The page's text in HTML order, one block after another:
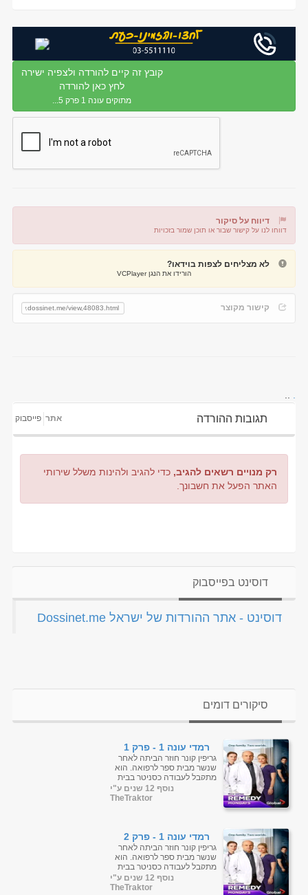
קובץ זה קיים להורדה ולצפיה ישירה
לחץ כאן להורדה
מתוקים עונה 1 פרק 5...
דיווח על סיקור
דווחו לנו על קישור שבור או תוכן שמור בזכויות
דיווח על קישור שבור
לא מצליחים לצפות בוידאו?
הורידו את הנגן VCPlayer
קישור מקוצר
תגובות ההורדה אתר פייסבוק
רק מנויים רשאים להגיב, כדי להגיב ולהינות משלל שירותי
האתר הפעל את חשבונך.
דוסינט בפייסבוק
‏דוסינט - אתר ההורדות של ישראל Dossinet.me‏
סיקורים דומים
רמדי עונה 1 - פרק 1
גריפין קונר חוזר הביתה לאחר
שנשר מבית ספר לרפואה. הוא
מתקבל לעבודה כסניטר בבית
החולים שבו אביו, מנהל בית
החולים, ואחיותיו, אחות
נוסף 12 שנים ע"י
TheTraktor
רמדי עונה 1 - פרק 2
גריפין קונר חוזר הביתה לאחר
שנשר מבית ספר לרפואה. הוא
מתקבל לעבודה כסניטר בבית
החולים שבו אביו, מנהל בית
החולים, ואחיותיו, אחות
נוסף 12 שנים ע"י
TheTraktor